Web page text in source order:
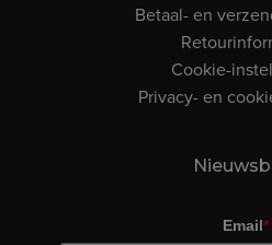
Betaal- en
Cookie-
Privacy- en
Email*